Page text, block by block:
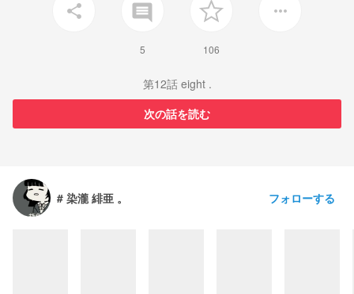
share insert_comment
5 106
more_horiz
第12話 eight .
次の話を読む
# 染瀧 緋亜 。 フォローする